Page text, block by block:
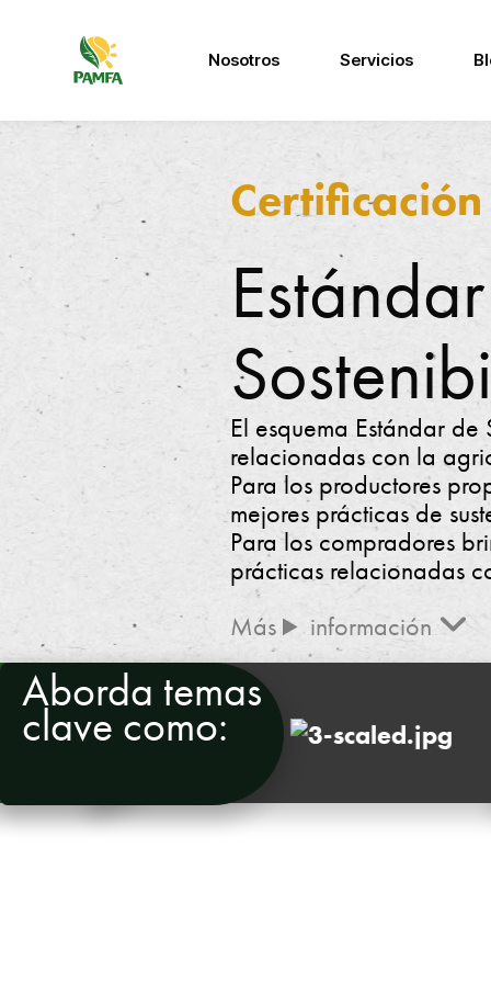
contenido
V
e
fi
a
y
e
rt
if
i
calidad
en
servicio
nuestra
Nosotros Servicios
Certificación
El esquema Estándar
relacionadas con la
Para los productores
mejores prácticas de
Para los compradores
prácticas relacionadas
información
Aborda temas
clave como:
Salud del
suelo